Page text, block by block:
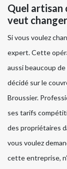
Quel artisan
veut
Si vous voulez
expert. Cette
aussi beaucoup
décidé sur le
Broussier.
ses tarifs
des propriétaires
vous voulez
cette entreprise,